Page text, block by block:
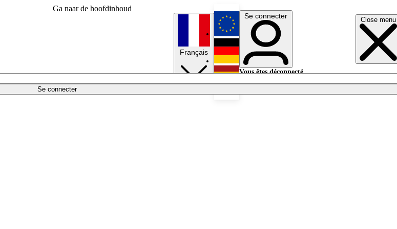
Ga naar de hoofdinhoud
Close menu
Se connecter
Français
English
Deutsch
Se connecter
Vous êtes déconnecté.